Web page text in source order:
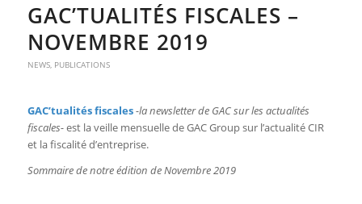
GAC’TUALITÉS FISCALES –
NOVEMBRE 2019
NEWS, PUBLICATIONS
GAC’tualités fiscales-la newsletter de GAC sur les actualités
fiscales-est la veille mensuelle de GAC Group sur l’actualité CIR
et la fiscalité d’entreprise.
Sommaire de notre édition de Novembre 2019